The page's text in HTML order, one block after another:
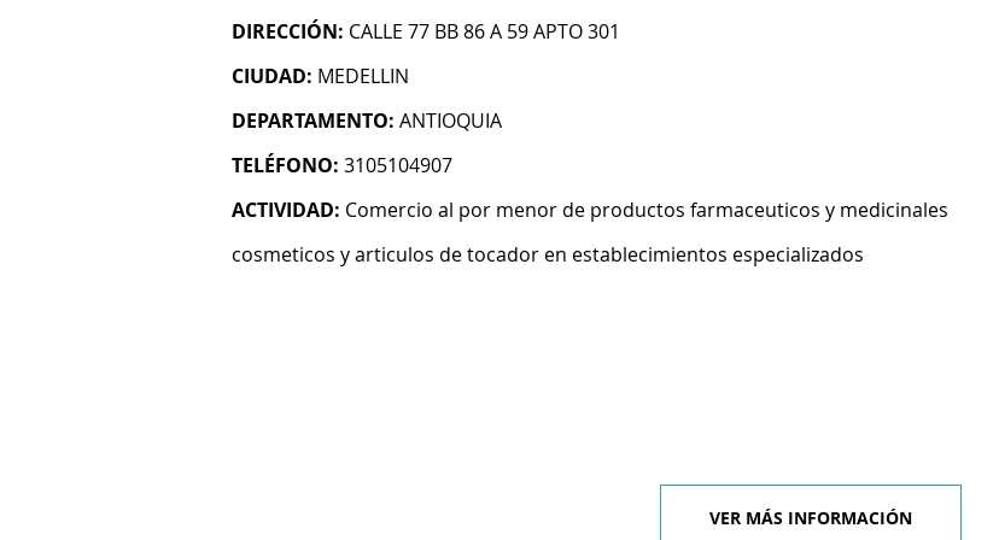
DIRECCIÓN: CALLE 77 BB 86 A 59 APTO 301
CIUDAD: MEDELLIN
DEPARTAMENTO: ANTIOQUIA
TELÉFONO: 3105104907
ACTIVIDAD: Comercio al por menor de productos farmaceuticos y medicinales
cosmeticos y articulos de tocador en establecimientos especializados
VER MÁS INFORMACIÓN